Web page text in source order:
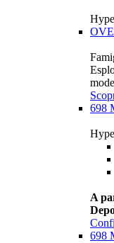
698
A
698